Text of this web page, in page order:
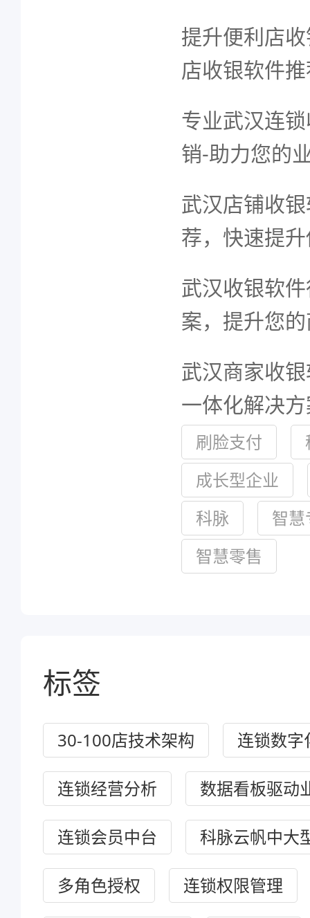
提升便利店
店收银软件
专业武汉连
销-助力您的
武汉店铺收
荐，快速提
武汉收银软
案，提升您
武汉商家收
一体化解决
刷脸支付
成长型企业
科脉
智
智慧零售
标签
30-100店技术架构 连锁数字
连锁经营分析 数据看板驱动
连锁会员中台 科脉云帆中大
多角色授权 连锁权限管理